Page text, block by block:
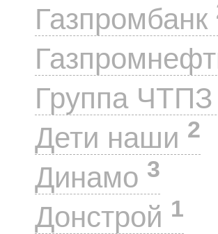
Газпромбанк
Группа ЧТПЗ
Дети наши 2
Динамо 3
Донстрой 1